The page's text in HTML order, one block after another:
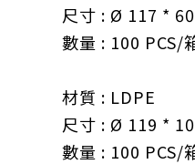
尺寸 : Ø 117 * 60
數量 : 100 PCS/
材質 : LDPE
尺寸 : Ø 119 * 10
數量 : 100 PCS/